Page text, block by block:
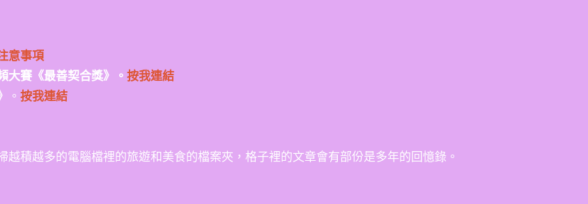
意事項
大賽《最善契合獎》。 按我連結
。 按我連結
積越多的電腦檔裡的旅遊和美食的檔案夾，格子裡的文章會有部份是多年的回憶錄。